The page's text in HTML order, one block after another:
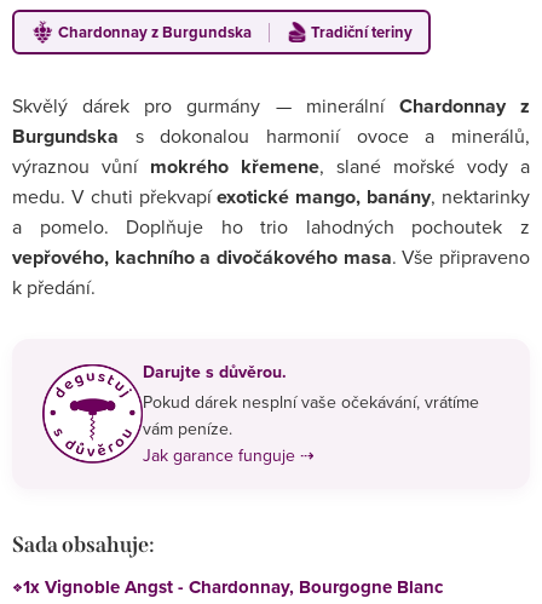
Chardonnay z Burgundska Tradiční teriny
Skvělý dárek pro gurmány — minerální Chardonnay z
Burgundska s dokonalou harmonií ovoce a minerálů,
výraznou vůní mokrého křemene, slané mořské vody a
medu. V chuti překvapíexotické mango, banány, nektarinky
a pomelo. Doplňuje ho trio lahodných pochoutek z
vepřového, kachního a divočákového masa. Vše připraveno
k předání.
Darujte s důvěrou.
Pokud dárek nesplní vaše očekávání, vrátíme
vám peníze.
Jak garance funguje ⇢
Sada obsahuje:
1x Vignoble Angst - Chardonnay, Bourgogne Blanc